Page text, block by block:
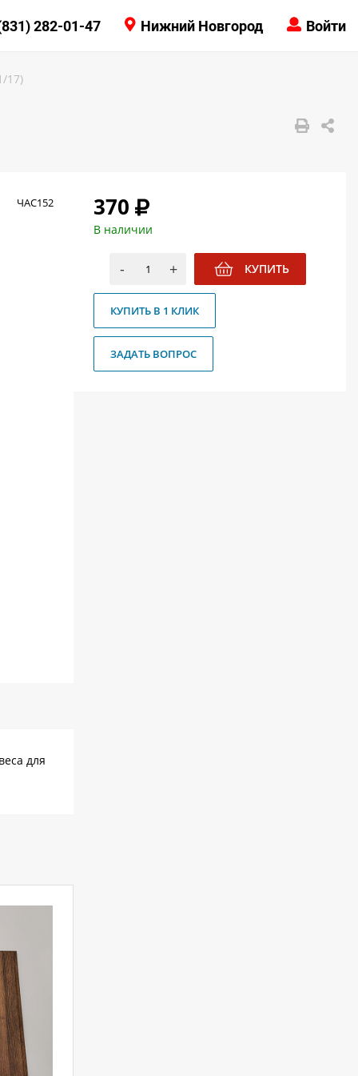
КОНТАКТЫ282-01-47 Нижний Новгород Войти
17)
ЧАС152
для
370
В наличии
- + КУПИТЬ
КУПИТЬ В 1 КЛИК
ЗАДАТЬ ВОПРОС